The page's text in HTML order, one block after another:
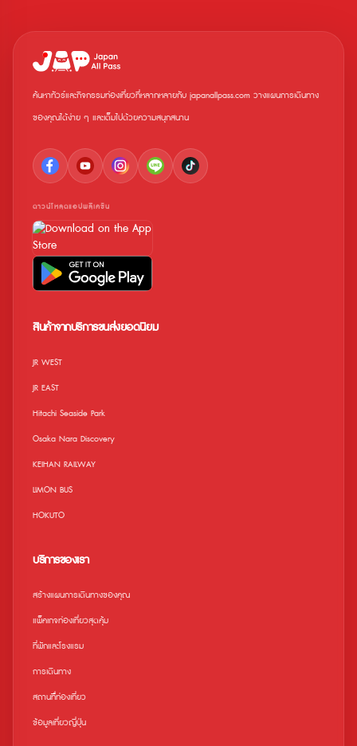
มากกว่า 2 คน เด็กเล็กคนที่ 3 เป็นต้นไปจะต้องมีตั๋ว Rail
บริการที่นั่งแบบจองล่วงหน้า (Reserved Seat) ด้วย
รถไฟที่ใช้งานได้ • รถไฟหัวกระสุน "SANYO
หน้า • ท่านสามารถใช้ Pass ในการขึ้นรถไฟ Hello Kitty
Shinkansen ได้ • ที่นั่งแบบจองล่วงหน้า บนรถไฟประเภท
Limited Express Train * ในกรณีที่ต้องการนั่งที่นั่ง
แบบจองล่วงหน้า กรุณาจองที่นั่งให้เรียบร้อยก่อนขึ้น
SHINKANSEN" (Shin-Osaka ⇔ Tokyo) * รถไฟหัว
ค้นหาทัวร์และกิจกรรมท่องเที่ยวที่หลากหลายกับ japanallpass.com วางแผนการเดินทาง
ของคุณได้ง่าย ๆ และเต็มไปด้วยความสนุกสนาน
ดาวน์โหลดแอปพลิเคชัน
สินค้าจากบริการขนส่งยอดนิยม
JR WEST
JR EAST
Hitachi Seaside Park
Osaka Nara Discovery
KEIHAN RAILWAY
LIMON BUS
HOKUTO
บริการของเรา
สร้างแผนการเดินทางของคุณ
แพ็คเกจท่องเที่ยวสุดคุ้ม
ที่พักและโรงแรม
การเดินทาง
สถานที่ืท่องเที่ยว
ข้อมูลเที่ยวญี่ปุ่น